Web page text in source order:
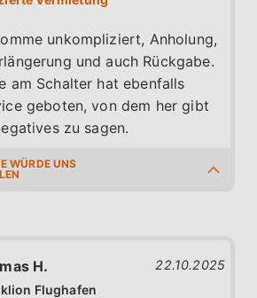
unkompliziert, Anholung,
und auch Rückgabe.
am Schalter hat ebenfalls
geboten, von dem her gibt
zu sagen.
H.
22.10.2025
Flughafen